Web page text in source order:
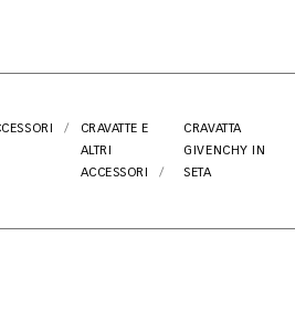
CRAVATTE E
ALTRI
ACCESSORI
CRAVATTA
GIVENCHY IN
SETA